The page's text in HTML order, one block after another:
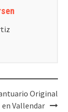
Original
en Vallendar